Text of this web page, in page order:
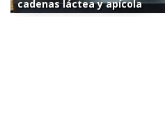
cadenas láctea y apícola